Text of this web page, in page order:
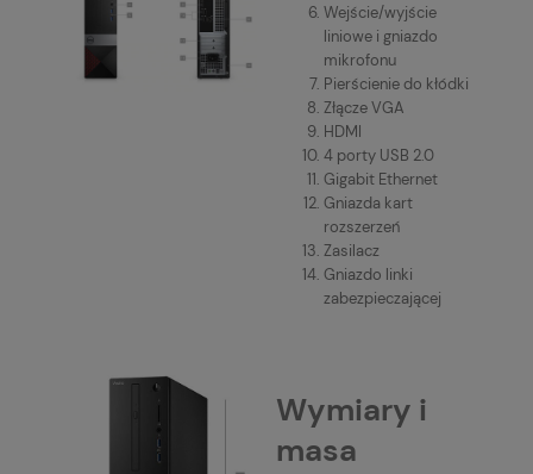
Wejście/wyjście
liniowe i gniazdo
mikrofonu
Pierścienie do kłódki
Złącze VGA
HDMI
4 porty USB 2.0
Gigabit Ethernet
Gniazda kart
rozszerzeń
Zasilacz
Gniazdo linki
zabezpieczającej
Wymiary i
masa